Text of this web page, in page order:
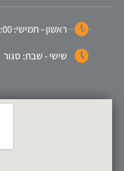
ראשון - חמישי: 7:30-18:00
שישי - שבת: סגור